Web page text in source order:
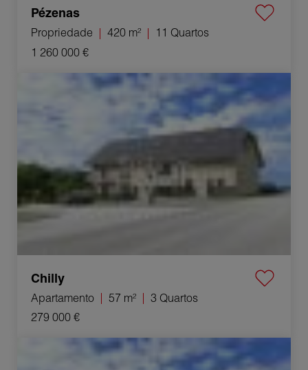
Pézenas
Propriedade 420 m²
11 Quartos
1 260 000 €
Venda Apartamento Chilly 3 Quartos 57 m²
Chilly
Apartamento 57 m²
3 Quartos
279 000 €
Venda Apartamento Chilly 4 Quartos 74 m²